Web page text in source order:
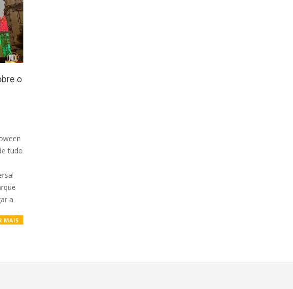
o
tudo
a
MAIS